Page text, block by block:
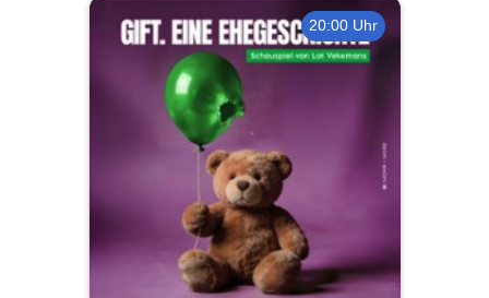
20:00 Uhr